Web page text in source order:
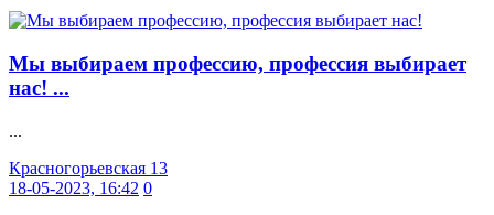
Мы выбираем профессию, профессия выбирает
нас! ...
...
Красногорьевская 13
18-05-2023, 16:42 0